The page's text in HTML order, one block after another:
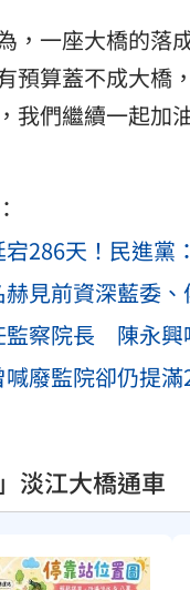
，一座大橋的落
預算蓋不成大橋
我們繼續一起加油
286天！民進黨
赫見前資深藍委
監察院長 陳永興
喊廢監院卻仍提
淡江大橋通車